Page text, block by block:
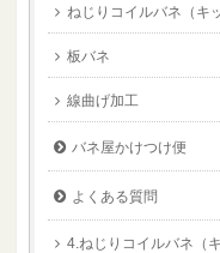
ねじりコイルバネ（キ
板バネ
線曲げ加工
バネ屋かけつけ便
よくある質問
4.ねじりコイルバネ（